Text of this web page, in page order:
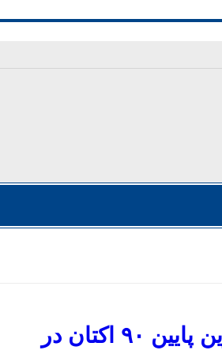
ممنوعیت فروش بنزین پایین ۹۰ اکتان در